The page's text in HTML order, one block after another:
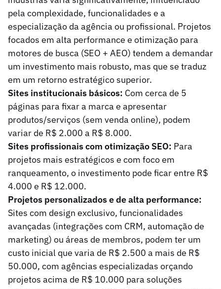
pela complexidade, funcionalidades e a
especialização da agência ou profissional. Projetos
focados em alta performance e otimização para
motores de busca (SEO + AEO) tendem a demandar
um investimento mais robusto, mas que se traduz
em um retorno estratégico superior.
Sites institucionais básicos: Com cerca de 5
páginas para fixar a marca e apresentar
produtos/serviços (sem venda online), podem
variar de R$ 2.000 a R$ 8.000.
Sites profissionais com otimização SEO: Para
projetos mais estratégicos e com foco em
ranqueamento, o investimento pode ficar entre R$
4.000 e R$ 12.000.
Projetos personalizados e de alta performance:
Sites com design exclusivo, funcionalidades
avançadas (integrações com CRM, automação de
marketing) ou áreas de membros, podem ter um
custo inicial que varia de R$ 2.500 a mais de R$
50.000, com agências especializadas orçando
projetos acima de R$ 10.000 para soluções